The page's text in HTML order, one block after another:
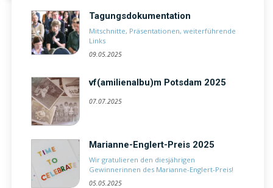
Tagungsdokumentation
Mitschnitte, Präsentationen, weiterführende
Links
09.05.2025
vf(amilienalbu)m Potsdam 2025
07.07.2025
Marianne-Englert-Preis 2025
Wir gratulieren den diesjährigen
Gewinnerinnen des Marianne-Englert-Preis!
05.05.2025